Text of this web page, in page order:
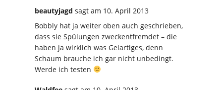
beautyjagd sagt am 10. April 2013
Bobbly hat ja weiter oben auch geschrieben,
dass sie Spülungen zweckentfremdet – die
haben ja wirklich was Gelartiges, denn
Schaum brauche ich gar nicht unbedingt.
Werde ich testen